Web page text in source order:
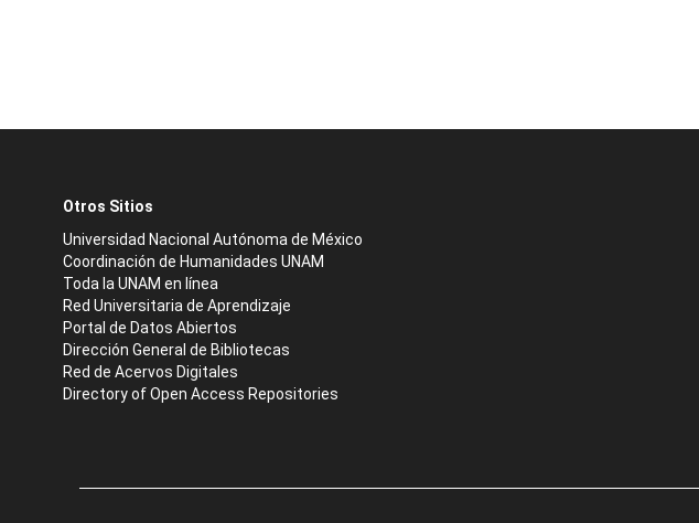
Otros Sitios
Universidad Nacional Autónoma de México
Coordinación de Humanidades UNAM
Toda la UNAM en línea
Red Universitaria de Aprendizaje
Portal de Datos Abiertos
Dirección General de Bibliotecas
Red de Acervos Digitales
Directory of Open Access Repositories